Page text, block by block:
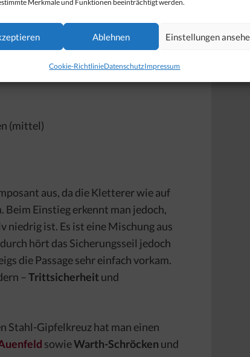
Merkmale und Funktionen beeinträchtigt werden.
Ablehnen Einstellungen
Cookie-RichtlinieDatenschutzImpressum
(mittel)
aus, da die Kletterer wie auf
Einstieg erkennt man jedoch,
ist. Es ist eine Mischung aus
hört das Sicherungsseil jedoch
die Passage sehr einfach vorkam.
–Trittsicherheit und
Stahl-Gipfelkreuz hat man einen
sowieWarth-Schröcken und